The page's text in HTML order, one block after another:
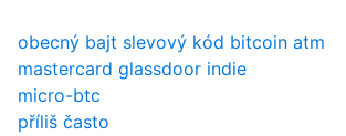
obecný bajt slevový kód bitcoin atm
mastercard glassdoor indie
micro-btc
příliš často